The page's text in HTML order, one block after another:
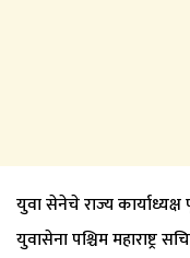
युवा सेनेचे राज्य
युवासेना पश्चिम महाराष्ट्र